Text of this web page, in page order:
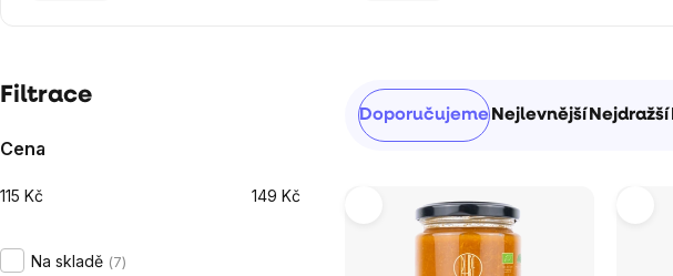
Postranní
panel
Filtrace
Cena
115 Kč 149 Kč
Na skladě 7
Řazení
produktů
Doporučujeme Nejlevnější Nejdražší
produktů